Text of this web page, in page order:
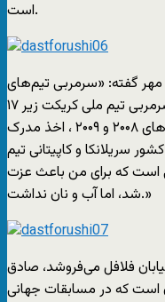
است.
گفته: «ﺳﺮﻣﺮﺑﯽ ﺗﯿﻢ‌ﻫﺎﯼ
ﻣﻨﺘﺨﺐ ﺟﻮﺍﻧﺎﻥ ﻭ ﻧﻮﺟﻮﺍﻧﺎﻥ ﺩﺭ ﺳﺎﻝ ۸۶، ﺳﺮﻣﺮﺑﯽ ﺗﯿﻢ ﻣﻠﯽ کریکت ﺯﯾﺮ ۱۷
ﺳﺎﻝ ﻭ ﻫﻤﭽﻨﯿﻦ ﺗﯿﻢ ﻣﻠﯽ ﺟﻮﺍﻧﺎﻥ ﺩﺭ ﺳﺎل‌های ۲۰۰۸ ﻭ ۲۰۰۹ ، ﺍﺧﺬ ﻣﺪﺭﮎ
ﮐﺮﯾﮑﺖ ﺩﺭﺟﻪ یک ﺩﺭ ﺳﺎﻝ ۲۰۱۱ از ﮐﺸﻮﺭ ﺳریلانکا و کاپیتانی تیم
است که برای من باعث عزت
شد، اما آب و نان نداشت.»
فلافل می‌فروشد، صادق
است که در مسابقات جهانی